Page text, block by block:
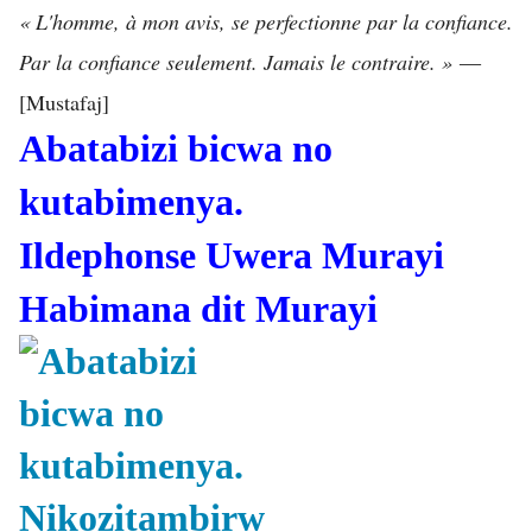
« L'homme, à mon avis, se perfectionne par la confiance.
Par la confiance seulement. Jamais le contraire. » ―
[Mustafaj]
Abatabizi bicwa no
kutabimenya.
Ildephonse Uwera Murayi
Habimana dit Murayi